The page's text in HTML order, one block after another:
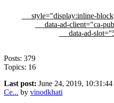
style="display:inline-
data-ad-client="ca-
data-ad-
Posts: 379
Topics: 16
Last post: June 24, 2019,
Ce... by vinodkhati